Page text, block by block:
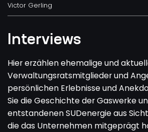
Victor Gerling
Interviews
Hier erzählen ehemalige und
Verwaltungsratsmitglieder und
persönlichen Erlebnisse und
Sie die Geschichte der Gaswerke
entstandenen SUDenergie aus
die das Unternehmen mitgeprägt